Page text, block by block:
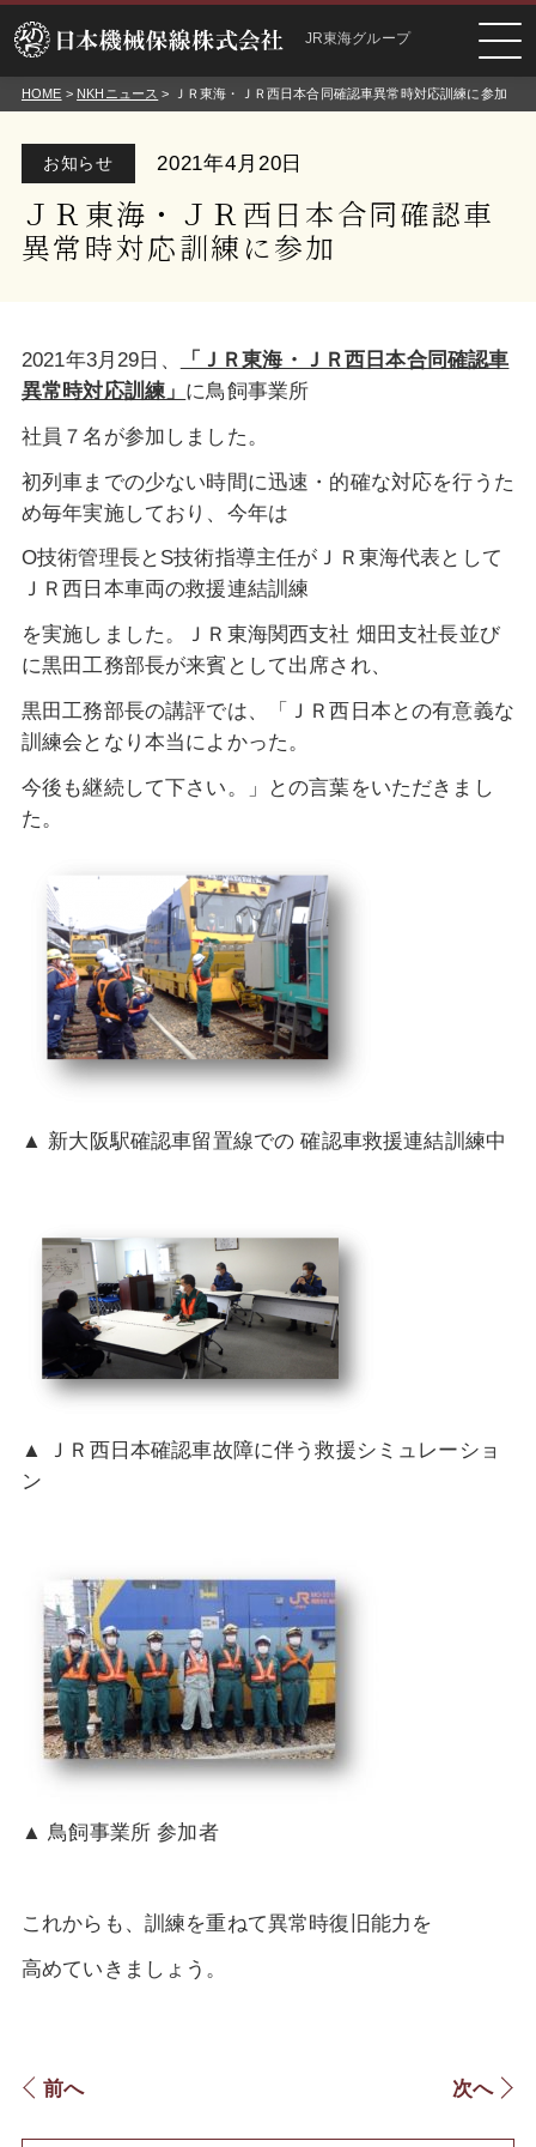
JR東海グループ
HOME > NKHニュース > ＪＲ東海・ＪＲ西日本合同確認車異常時対応訓練に参加
お知らせ 2021年4月20日
ＪＲ東海・ＪＲ西日本合同確認車
異常時対応訓練に参加
2021年3月29日、 「ＪＲ東海・ＪＲ西日本合同確認車
異常時対応訓練」 に鳥飼事業所
社員７名が参加しました。
初列車までの少ない時間に迅速・的確な対応を行うた
め毎年実施しており、今年は
O技術管理長とS技術指導主任がＪＲ東海代表として
ＪＲ西日本車両の救援連結訓練
を実施しました。ＪＲ東海関西支社 畑田支社長並び
に黒田工務部長が来賓として出席され、
黒田工務部長の講評では、「ＪＲ西日本との有意義な
訓練会となり本当によかった。
今後も継続して下さい。」との言葉をいただきまし
た。
▲ 新大阪駅確認車留置線での 確認車救援連結訓練中
▲ ＪＲ西日本確認車故障に伴う救援シミュレーショ
ン
▲ 鳥飼事業所 参加者
これからも、訓練を重ねて異常時復旧能力を
高めていきましょう。
前へ 次へ